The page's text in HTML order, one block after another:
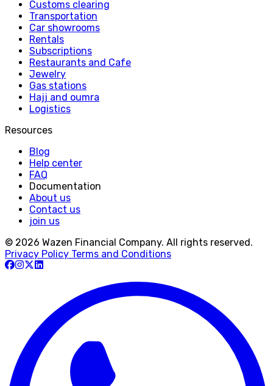
Customs clearing
Transportation
Car showrooms
Rentals
Subscriptions
Restaurants and Cafe
Jewelry
Gas stations
Hajj and oumra
Logistics
Resources
Blog
Help center
FAQ
Documentation
About us
Contact us
join us
© 2026 Wazen Financial Company. All rights reserved.
Privacy Policy Terms and Conditions